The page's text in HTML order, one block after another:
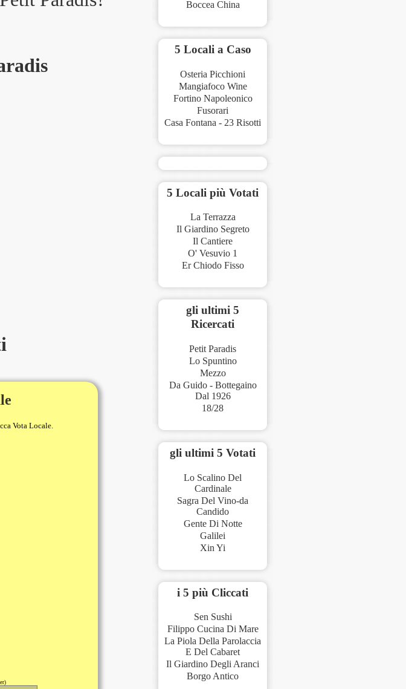
Vota Locale.
Boccea China
5 Locali a Caso
Osteria Picchioni
Mangiafoco Wine
Fortino Napoleonico
Fusorari
Casa Fontana - 23 Risotti
5 Locali più Votati
La Terrazza
Il Giardino Segreto
Il Cantiere
O' Vesuvio 1
Er Chiodo Fisso
gli ultimi 5
Ricercati
Petit Paradis
Lo Spuntino
Mezzo
Da Guido - Bottegaino
Dal 1926
18/28
gli ultimi 5 Votati
Lo Scalino Del
Cardinale
Sagra Del Vino-da
Candido
Gente Di Notte
Galilei
Xin Yi
i 5 più Cliccati
Sen Sushi
Filippo Cucina Di Mare
La Piola Della Parolaccia
E Del Cabaret
Il Giardino Degli Aranci
Borgo Antico